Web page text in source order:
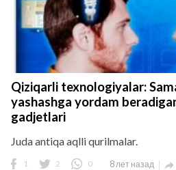
Qiziqarli texnologiyalar:
yashashga yordam
gadjetlari
Juda antiqa aqlli qurilmalar.
1 2 0 8 лет назад 